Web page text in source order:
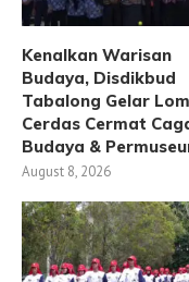
Kenalkan Warisan
Budaya, Disdikbud
Tabalong Gelar
Cerdas Cermat
Budaya &
August 8, 2026